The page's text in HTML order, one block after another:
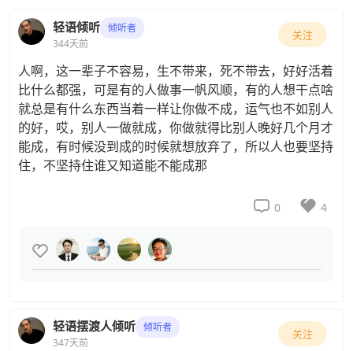
轻语倾听
倾听者
344天前
关注
人啊，这一辈子不容易，生不带来，死不带去，好好活着
比什么都强，可是有的人做事一帆风顺，有的人想干点啥
就总是有什么东西当着一样让你做不成，运气也不如别人
的好，哎，别人一做就成，你做就得比别人晚好几个月才
能成，有时候没到成的时候就想放弃了，所以人也要坚持
住，不坚持住谁又知道能不能成那
 0  4

轻语摆渡人倾听
倾听者
347天前
关注